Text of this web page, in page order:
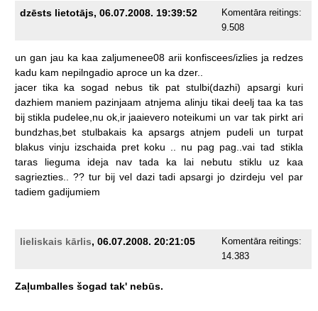
dzēsts lietotājs, 06.07.2008. 19:39:52
Komentāra reitings:
9.508
un gan jau ka kaa zaljumenee08 arii konfiscees/izlies ja redzes
kadu kam nepilngadio aproce un ka dzer..
jacer tika ka sogad nebus tik pat stulbi(dazhi) apsargi
kuri
dazhiem maniem pazinjaam atnjema alinju tikai deelj taa ka tas
bij stikla pudelee,nu ok,ir jaaievero noteikumi un var tak pirkt ari
bundzhas,bet stulbakais ka apsargs atnjem pudeli un
turpat
blakus vinju izschaida pret koku nu pag pag..vai tad stikla
taras
lieguma ideja nav tada ka lai nebutu stiklu uz
kaa
sagriezties..
?? tur bij vel dazi tadi apsargi jo dzirdeju vel par
tadiem gadijumiem
lieliskais kārlis, 06.07.2008. 20:21:05
Komentāra reitings:
14.383
Zaļumballes šogad tak' nebūs.